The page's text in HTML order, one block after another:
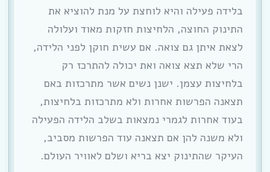
בלידה פעילה והיא לוחצת על מנת להוציא את
התינוק החוצה, הלחיצות חזקות מאוד ועלולה
לצאת איתן גם צואה. אם עשית חוקן לפני הלידה,
הרי שלא תצא צואה ואת יכולה להתרכז רק
בלחיצות עצמן. ישנן נשים אשר מתרכזות באם
תצאנה הפרשות אחרות ולא מתרכזות בלחיצות,
בעוד אחרות לגמרי נמצאות בשלב הלידה הפעילה
ולא משנה להן אם תצאנה עוד הפרשות מסביב,
העיקר שהתינוק יצא בריא ושלם לאוויר העולם.